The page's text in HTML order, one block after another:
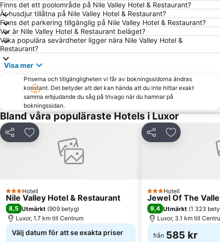
Finns det ett poolområde på Nile Valley Hotel & Restaurant?
Är husdjur tillåtna på Nile Valley Hotel & Restaurant?
Finns det parkering tillgänglig på Nile Valley Hotel & Restaurant?
Var är Nile Valley Hotel & Restaurant beläget?
Vilka populära sevärdheter ligger nära Nile Valley Hotel &
Restaurant?
Visa mer
Priserna och tillgängligheten vi får av bokningssidorna ändras
konstant. Det betyder att det kan hända att du inte hittar exakt
samma erbjudande du såg på trivago när du hamnar på
bokningssidan.
Bland våra populäraste Hotels i Luxor
Dela Lägg till i Mina Favoriter
3 Stjärnor
Hotell
Nile Valley Hotel & Restaurant
8,5 Utmärkt (909 betyg)
Luxor, 1.7 km till Centrum
Välj datum för att se exakta priser
Dela Lägg till i
3 Stjärnor
Hotell
Jewel Of The
9,4 Utmärkt (1 323
Luxor, 3.1 km till
från 585 kr